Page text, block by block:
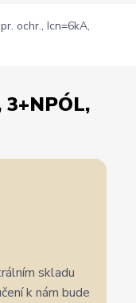
ochr., Icn=6kA,
3+NPÓL,
skladu
k nám bude